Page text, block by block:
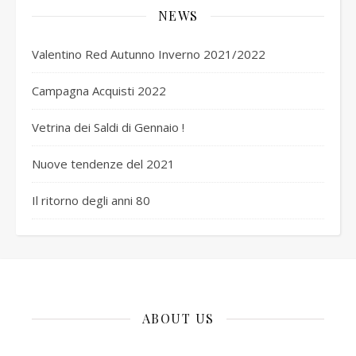
NEWS
Valentino Red Autunno Inverno 2021/2022
Campagna Acquisti 2022
Vetrina dei Saldi di Gennaio !
Nuove tendenze del 2021
Il ritorno degli anni 80
ABOUT US